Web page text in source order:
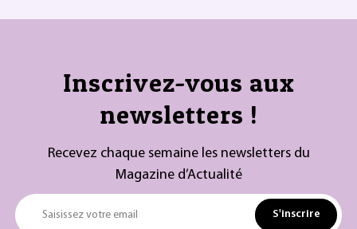
Inscrivez-vous aux
newsletters !
Recevez chaque semaine les newsletters du
Magazine d’Actualité
Saisissez votre email S'inscrire